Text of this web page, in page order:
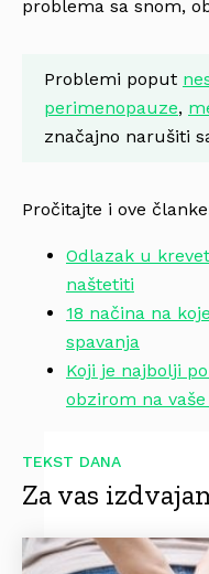
problema sa snom,
Problemi poput
perimenopauze,
značajno narušiti
Pročitajte i ove
Odlazak u
naštetiti
18 načina na
spavanja
Koji je najbolji
obzirom na
TEKST DANA
Za vas